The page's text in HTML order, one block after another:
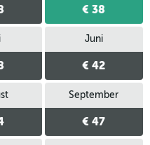
€ 38
Juni
€ 42
September
€ 47